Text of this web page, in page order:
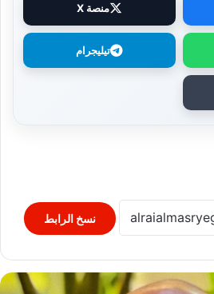
منصة X
تيليجرام
نسخ الرابط